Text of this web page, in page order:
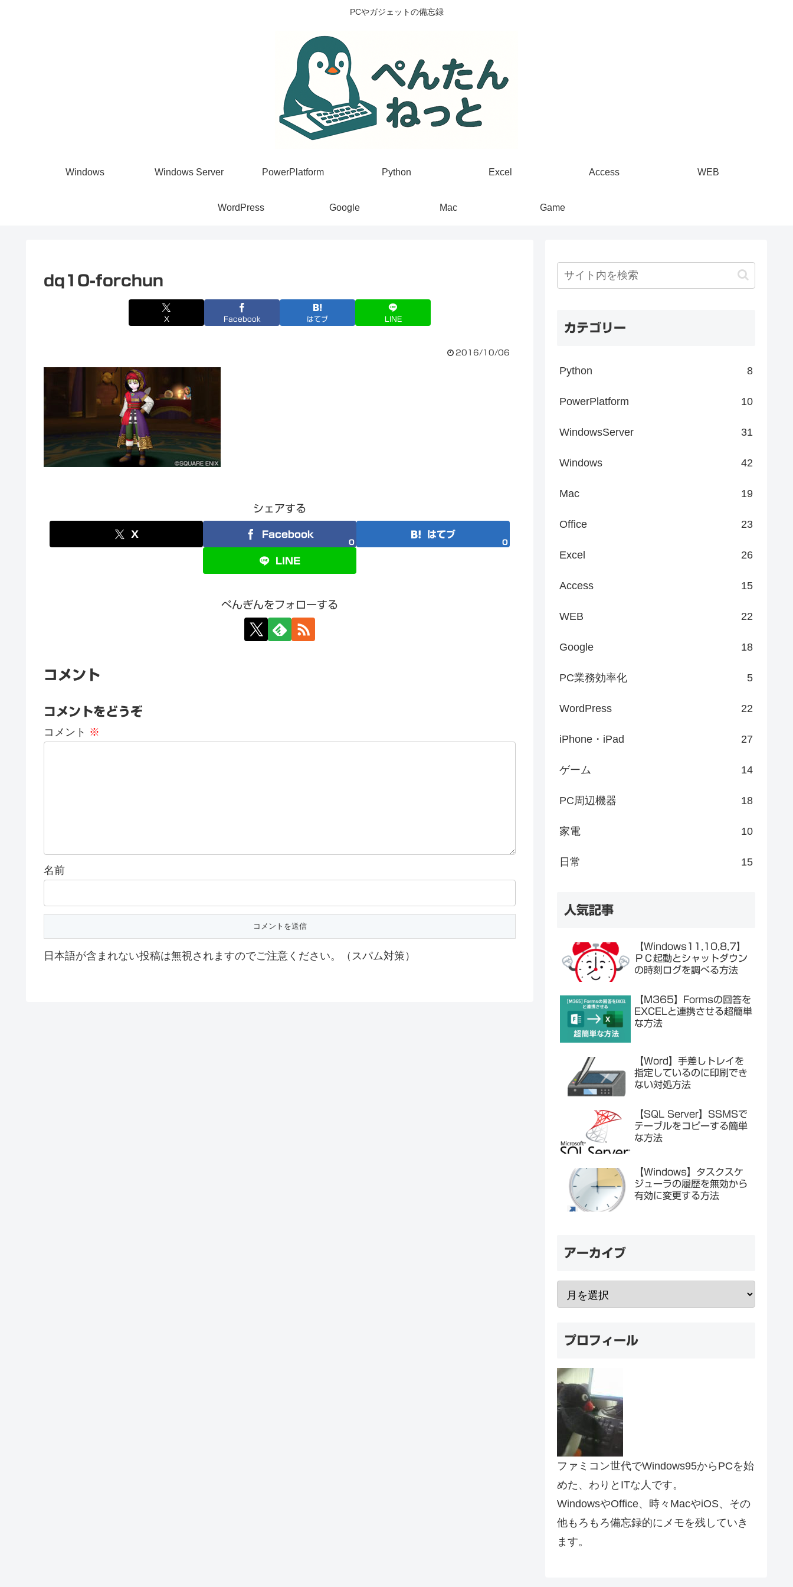
PCやガジェットの備忘録
Windows Windows Server PowerPlatform Python Excel Access WEB
WordPress Google Mac Game
dq10-forchun
X Facebook はてブ LINE
2016/10/06
シェアする
X Facebook
0
はてブ
0
LINE
ぺんぎんをフォローする
コメント
コメントをどうぞ
コメント ※
名前
日本語が含まれない投稿は無視されますのでご注意ください。（スパム対策）
カテゴリー
Python 8
PowerPlatform 10
WindowsServer 31
Windows 42
Mac 19
Office 23
Excel 26
Access 15
WEB 22
Google 18
PC業務効率化 5
WordPress 22
iPhone・iPad 27
ゲーム 14
PC周辺機器 18
家電 10
日常 15
人気記事
【Windows11,10,8,7】
ＰＣ起動とシャットダウン
の時刻ログを調べる方法
【M365】Formsの回答を
EXCELと連携させる超簡単
な方法
【Word】手差しトレイを
指定しているのに印刷でき
ない対処方法
【SQL Server】SSMSで
テーブルをコピーする簡単
な方法
【Windows】タスクスケ
ジューラの履歴を無効から
有効に変更する方法
アーカイブ
プロフィール
ファミコン世代でWindows95からPCを始
めた、わりとITな人です。
WindowsやOffice、時々MacやiOS、その
他もろもろ備忘録的にメモを残していき
ます。